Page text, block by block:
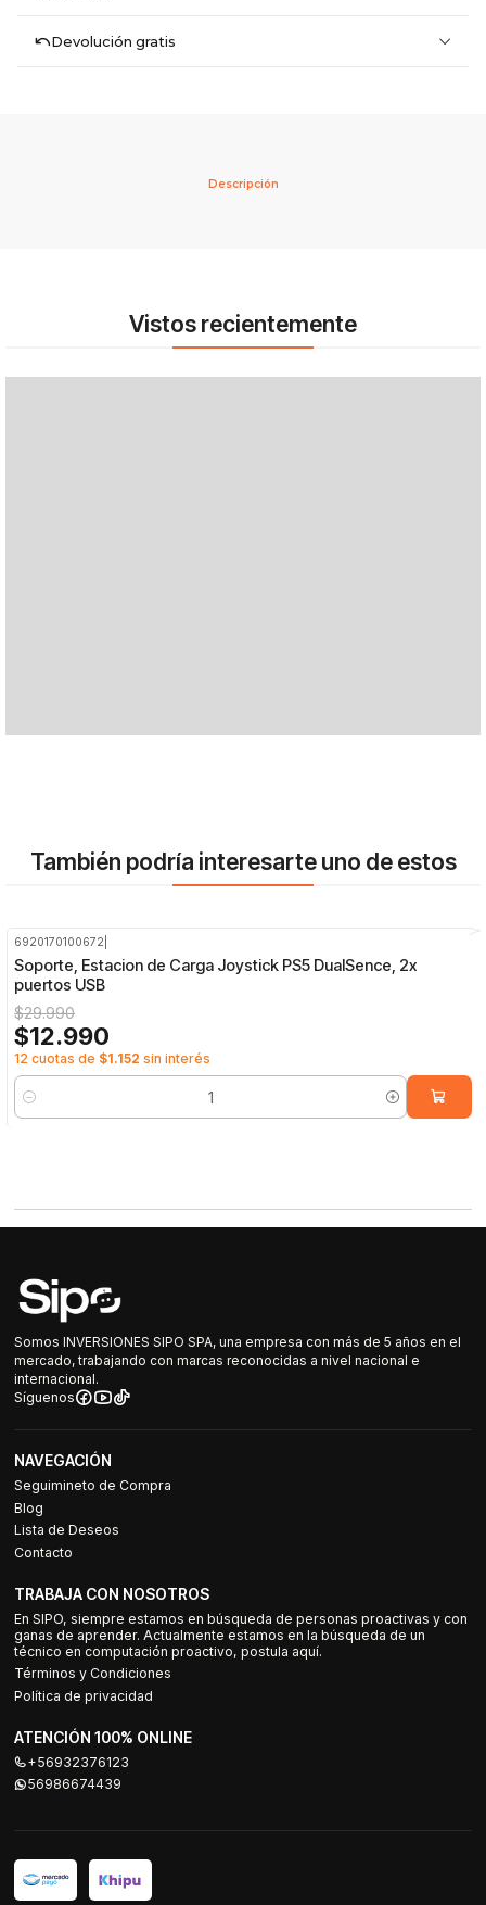
Devolución gratis
Descripción
Vistos recientemente
También podría interesarte uno de estos
6920170100672
Soporte, Estacion de Carga Joystick PS5 DualSence, 2x
puertos USB
$29.990
$12.990
12 cuotas de $1.152 sin interés
Cantidad
Somos INVERSIONES SIPO SPA, una empresa con más de 5 años en el
mercado, trabajando con marcas reconocidas a nivel nacional e
internacional.
Síguenos
NAVEGACIÓN
Seguimineto de Compra
Blog
Lista de Deseos
Contacto
TRABAJA CON NOSOTROS
En SIPO, siempre estamos en búsqueda de personas proactivas y con
ganas de aprender. Actualmente estamos en la búsqueda de un
técnico en computación proactivo, postula aquí.
Términos y Condiciones
Política de privacidad
ATENCIÓN 100% ONLINE
+56932376123
56986674439